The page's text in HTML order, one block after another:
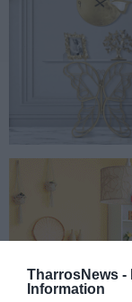
TharrosNews -
Information